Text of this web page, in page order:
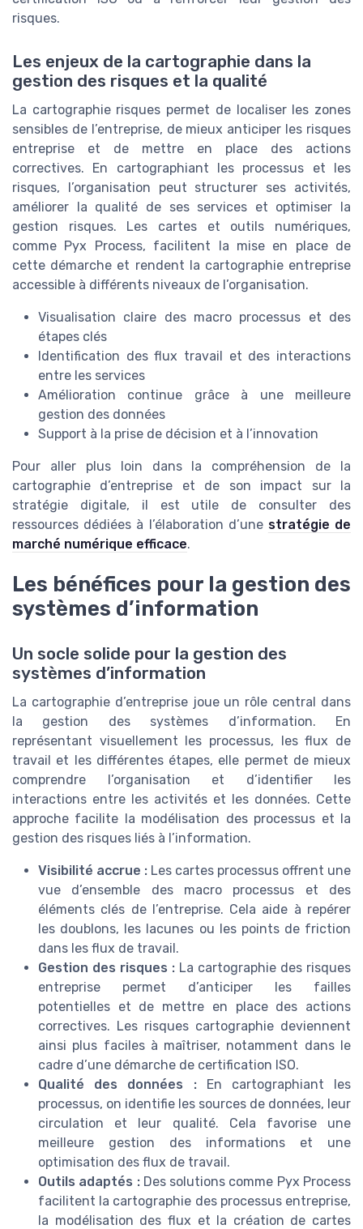
risques.
Les enjeux de la cartographie dans la
gestion des risques et la qualité
La cartographie risques permet de localiser les zones
sensibles de l’entreprise, de mieux anticiper les risques
entreprise et de mettre en place des actions
correctives. En cartographiant les processus et les
risques, l’organisation peut structurer ses activités,
améliorer la qualité de ses services et optimiser la
gestion risques. Les cartes et outils numériques,
comme Pyx Process, facilitent la mise en place de
cette démarche et rendent la cartographie entreprise
accessible à différents niveaux de l’organisation.
Visualisation claire des macro processus et des
étapes clés
Identification des flux travail et des interactions
entre les services
Amélioration continue grâce à une meilleure
gestion des données
Support à la prise de décision et à l’innovation
Pour aller plus loin dans la compréhension de la
cartographie d’entreprise et de son impact sur la
stratégie digitale, il est utile de consulter des
ressources dédiées à l’élaboration d’une stratégie de
marché numérique efficace.
Les bénéfices pour la gestion des
systèmes d’information
Un socle solide pour la gestion des
systèmes d’information
La cartographie d’entreprise joue un rôle central dans
la gestion des systèmes d’information. En
représentant visuellement les processus, les flux de
travail et les différentes étapes, elle permet de mieux
comprendre l’organisation et d’identifier les
interactions entre les activités et les données. Cette
approche facilite la modélisation des processus et la
gestion des risques liés à l’information.
Visibilité accrue : Les cartes processus offrent une
vue d’ensemble des macro processus et des
éléments clés de l’entreprise. Cela aide à repérer
les doublons, les lacunes ou les points de friction
dans les flux de travail.
Gestion des risques : La cartographie des risques
entreprise permet d’anticiper les failles
potentielles et de mettre en place des actions
correctives. Les risques cartographie deviennent
ainsi plus faciles à maîtriser, notamment dans le
cadre d’une démarche de certification ISO.
Qualité des données :En cartographiant les
processus, on identifie les sources de données, leur
circulation et leur qualité. Cela favorise une
meilleure gestion des informations et une
optimisation des flux de travail.
Outils adaptés :Des solutions comme Pyx Process
facilitent la cartographie des processus entreprise,
la modélisation des flux et la création de cartes